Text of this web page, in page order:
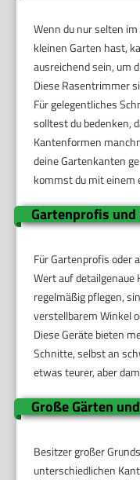
Wenn du nur selten
kleinen Garten hast,
ausreichend sein, um
Diese Rasentrimmer
Für gelegentliches
solltest du bedenken,
Kantenformen
deine Gartenkanten
kommst du mit einem
Gartenprofis
Für Gartenprofis oder
Wert auf detailgenaue
regelmäßig pflegen,
verstellbarem Winkel
Diese Geräte bieten
Schnitte, selbst an
etwas teurer, aber
Große Gärten
Besitzer großer
unterschiedlichen